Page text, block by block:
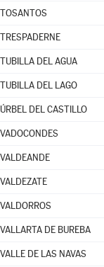
TOSANTOS
TRESPADERNE
TUBILLA DEL AGUA
TUBILLA DEL LAGO
ÚRBEL DEL CASTILLO
VADOCONDES
VALDEANDE
VALDEZATE
VALDORROS
VALLARTA DE BUREBA
VALLE DE LAS NAVAS